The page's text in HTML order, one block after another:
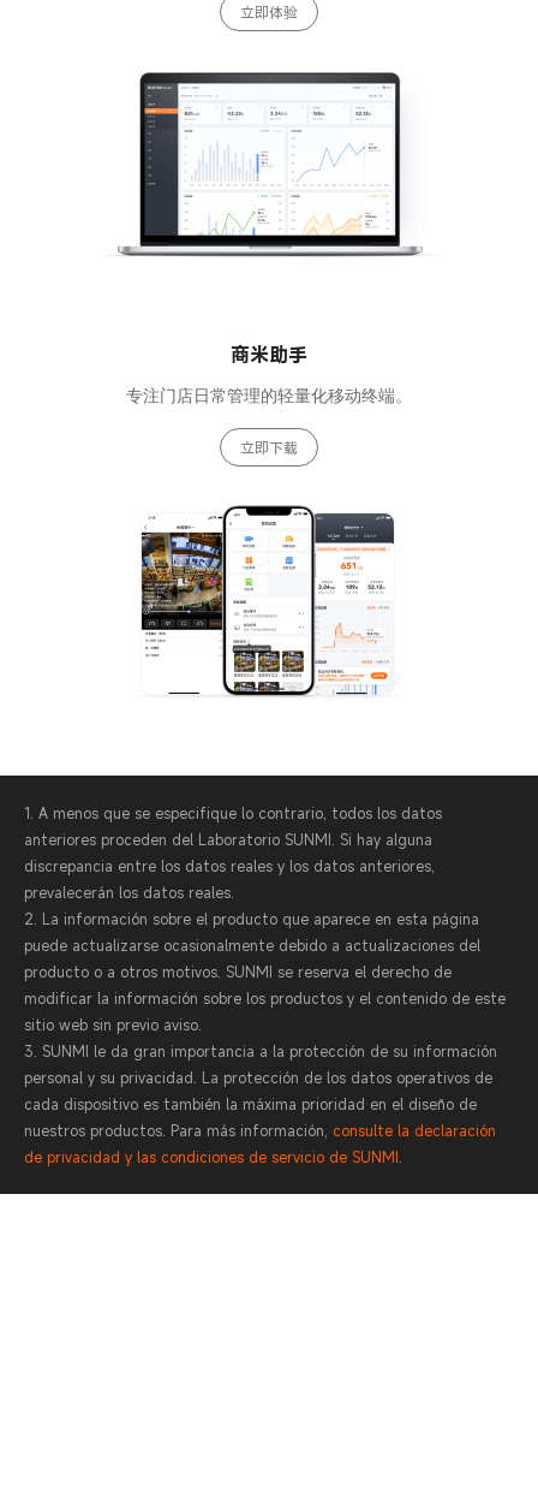
立即体验
商米助手
专注门店日常管理的轻量化移动终端。
立即下载
1. A menos que se especifique lo contrario, todos los datos
anteriores proceden del Laboratorio SUNMI. Si hay alguna
discrepancia entre los datos reales y los datos anteriores,
prevalecerán los datos reales.
2. La información sobre el producto que aparece en esta página
puede actualizarse ocasionalmente debido a actualizaciones del
producto o a otros motivos. SUNMI se reserva el derecho de
modificar la información sobre los productos y el contenido de este
sitio web sin previo aviso.
3. SUNMI le da gran importancia a la protección de su información
personal y su privacidad. La protección de los datos operativos de
cada dispositivo es también la máxima prioridad en el diseño de
nuestros productos. Para más información, consulte la declaración
de privacidad y las condiciones de servicio de SUNMI.